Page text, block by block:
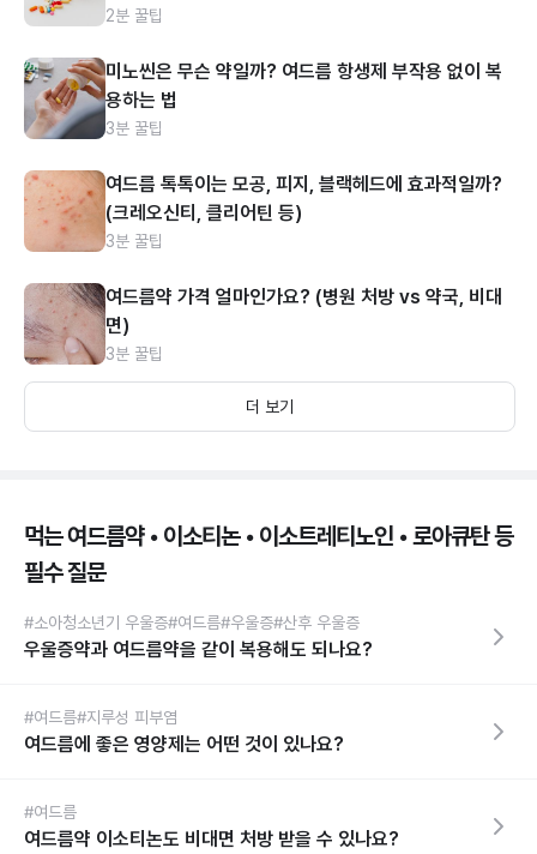
2분 꿀팁
미노씬은 무슨 약일까? 여드름 항생제 부작용 없이 복
용하는 법
3분 꿀팁
여드름 톡톡이는 모공, 피지, 블랙헤드에 효과적일까?
(크레오신티, 클리어틴 등)
3분 꿀팁
여드름약 가격 얼마인가요? (병원 처방 vs 약국, 비대
면)
3분 꿀팁
더 보기
먹는 여드름약 • 이소티논 • 이소트레티노인 • 로아큐탄 등
필수 질문
#소아청소년기 우울증#여드름#우울증#산후 우울증
우울증약과 여드름약을 같이 복용해도 되나요?
#여드름#지루성 피부염
여드름에 좋은 영양제는 어떤 것이 있나요?
#여드름
여드름약 이소티논도 비대면 처방 받을 수 있나요?